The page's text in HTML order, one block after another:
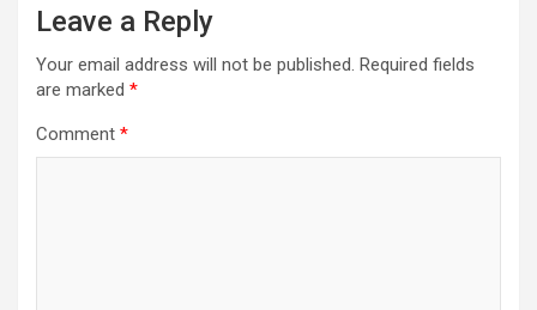
Leave a Reply
Your email address will not be published. Required fields
are marked *
Comment *